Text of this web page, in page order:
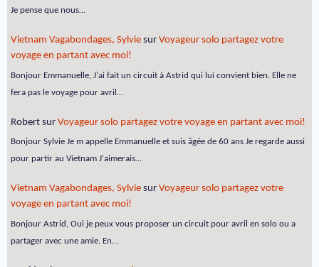
Je pense que nous…
Vietnam Vagabondages, Sylvie sur Voyageur solo partagez votre
voyage en partant avec moi!
Bonjour Emmanuelle, J'ai fait un circuit à Astrid qui lui convient bien. Elle ne
fera pas le voyage pour avril…
Robert sur Voyageur solo partagez votre voyage en partant avec moi!
Bonjour Sylvie Je m appelle Emmanuelle et suis âgée de 60 ans Je regarde aussi
pour partir au Vietnam J'aimerais…
Vietnam Vagabondages, Sylvie sur Voyageur solo partagez votre
voyage en partant avec moi!
Bonjour Astrid, Oui je peux vous proposer un circuit pour avril en solo ou a
partager avec une amie. En…